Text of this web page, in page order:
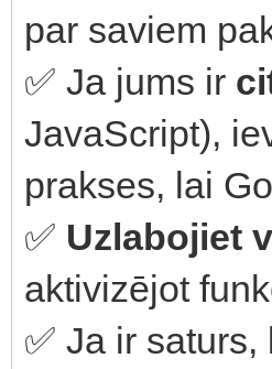
par saviem
✅ Ja jums ir
JavaScript),
prakses, lai
✅ Uzlabojiet
aktivizējot
✅ Ja ir saturs,